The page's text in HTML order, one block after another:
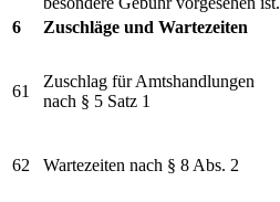
6 Zuschläge und Wartezeiten
61
Zuschlag für Amtshandlungen
nach § 5 Satz 1
62
Wartezeiten nach § 8 Abs. 2